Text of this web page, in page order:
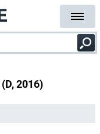
(D, 2016)